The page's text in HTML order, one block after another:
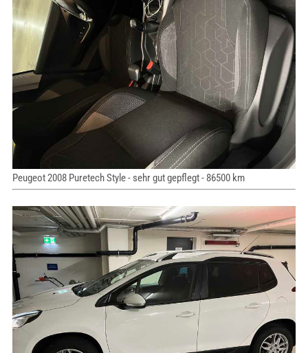
Peugeot 2008 Puretech Style - sehr gut gepflegt - 86500 km